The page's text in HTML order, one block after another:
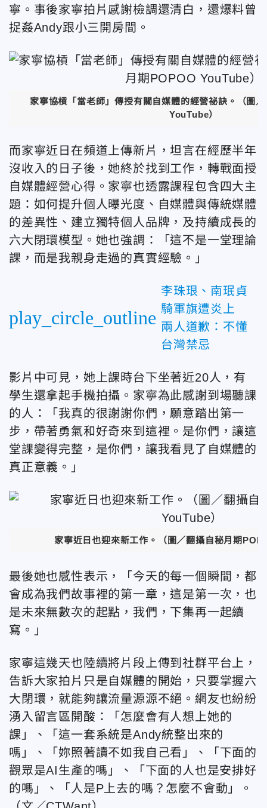
寧。事後家寧拍片感謝檢調還清白，還爆料曾
捉姦Andy跟小三開房間。
家寧協槓「當老師」傳授有關自媒體的經營祕訣 。（圖
YouTube）
而家寧近日在頻道上傳新片，坦言在經歷半年
沒收入的日子後，她終於找到工作，轉戰面授
自媒體經營心得。家寧也透露課程包含四大主
題：如何提升個人曝光度、自媒體與傳統媒體
的差異性、建立獨特個人品牌，及持續成長的
六大閉環模型。她也強調：「這不是一堂理論
課，而是我親身走過的真實經驗。」
play_circle_outline
李珠珢、南珉貞
騎軍旗遭炎上
兩人道歉：不懂
台灣禁忌
影片中可見，她上課時台下坐著近20人，有
學生還拿起手機拍攝。家寧為此感謝到場聽課
的人：「我真的很謝謝你們，願意踏出第一
步，帶著勇氣和好奇來到這裡。是你們，讓這
堂課變得完整，是你們，讓我看見了自媒體的
真正意義。」
家寧近日也迎來新工作 。（圖／翻攝自秘月期
最後她也感性表示，「今天的每一個瞬間，都
會成為我們故事裡的第一章，這是第一次，也
是未來無數次的起點，我們，下集再一起續
寫。」
家寧這幾天也陸續將片段上傳到社群平台上，
告訴大家拍片只是自媒體的開始，只要掌握六
大閉環，就能夠讓流量源源不絕。網友也紛紛
湧入留言區開酸：「怎麼會有人想上她的
課」、「這一套系統是Andy統整出來的
嗎」、「妳照著讀不如我自己看」、「下面的
觀眾是AI生產的嗎」、「下面的人也是安排好
的嗎」、「人是P上去的嗎？怎麼不會動」。